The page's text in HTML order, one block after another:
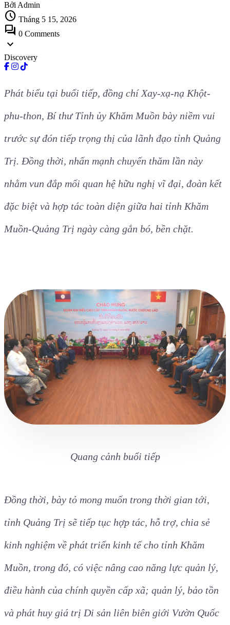
Bởi Admin
schedule Tháng 5 15, 2026
forum 0 Comments
expand_more
Discovery
Phát biểu tại buổi tiếp, đồng chí Xay-xạ-nạ Khột-
phu-thon, Bí thư Tỉnh ủy Khăm Muồn bày niềm vui
trước sự đón tiếp trọng thị của lãnh đạo tỉnh Quảng
Trị. Đồng thời, nhấn mạnh chuyến thăm lần này
nhằm vun đắp mối quan hệ hữu nghị vĩ đại, đoàn kết
đặc biệt và hợp tác toàn diện giữa hai tỉnh Khăm
Muồn-Quảng Trị ngày càng gắn bó, bền chặt.
Quang cảnh buổi tiếp
Đồng thời, bày tỏ mong muốn trong thời gian tới,
tỉnh Quảng Trị sẽ tiếp tục hợp tác, hỗ trợ, chia sẻ
kinh nghiệm về phát triển kinh tế cho tỉnh Khăm
Muồn, trong đó, có việc nâng cao năng lực quản lý,
điều hành của chính quyền cấp xã; quản lý, bảo tồn
và phát huy giá trị Di sản liên biên giới Vườn Quốc